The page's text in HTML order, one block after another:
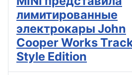
лимитированные
электрокары John
Cooper Works
Style Edition